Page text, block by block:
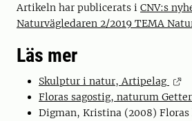
Artikeln har publicerats i CNV:s
Naturvägledaren 2/2019 TEMA
Läs mer
Skulptur i natur, Artipelag
Floras sagostig, naturum
Digman, Kristina (2008) Floras